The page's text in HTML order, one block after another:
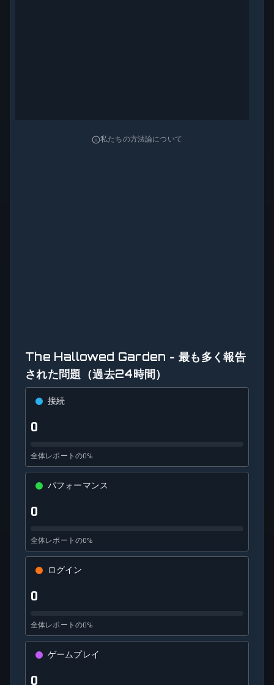
私たちの方法論について
The Hallowed Garden - 最も多く報告
された問題（過去24時間）
接続
0
全体レポートの0%
パフォーマンス
0
全体レポートの0%
ログイン
0
全体レポートの0%
ゲームプレイ
0